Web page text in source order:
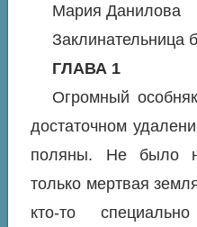
Мария Данилова
Заклинательница
ГЛАВА 1
Огромный
достаточном
поляны. Не было
только мертвая
кто-то